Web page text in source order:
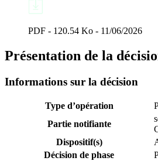
PDF - 120.54 Ko - 11/06/2026
Présentation de la
Informations sur la décision
Type d’opération
Partie notifiante
Dispositif(s)
Décision de phase